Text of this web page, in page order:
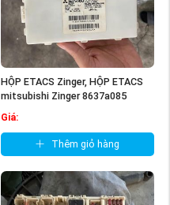
HỘP ETACS Zinger, HỘP ETACS
mitsubishi Zinger 8637a085
Giá:
Thêm giỏ hàng